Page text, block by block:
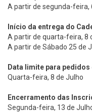
A partir de segunda-feira,
Início da entrega do
A partir de quarta-feira, 8
A partir de Sábado 25 de
Data limite para
Quarta-feira, 8 de Julho
Encerramento das
Segunda-feira, 13 de